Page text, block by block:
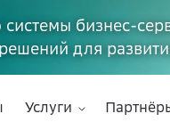
системы бизнес-
для
Услуги